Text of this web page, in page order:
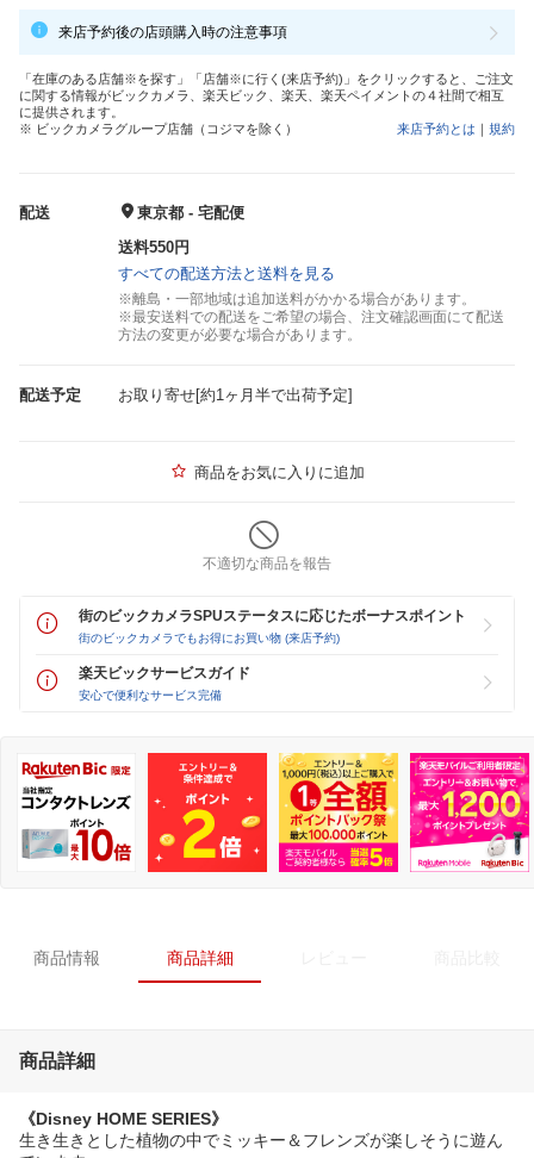
来店予約後の店頭購入時の注意事項
「在庫のある店舗※を探す」「店舗※に行く(来店予約)」をクリックすると、ご注文
に関する情報がビックカメラ、楽天ビック、楽天、楽天ペイメントの４社間で相互
に提供されます。
※ ビックカメラグループ店舗（コジマを除く）
来店予約とは ｜ 規約
配送
東京都 - 宅配便
送料550円
すべての配送方法と送料を見る
※離島・一部地域は追加送料がかかる場合があります。
※最安送料での配送をご希望の場合、注文確認画面にて配送
方法の変更が必要な場合があります。
配送予定 お取り寄せ[約1ヶ月半で出荷予定]
商品をお気に入りに追加
不適切な商品を報告
街のビックカメラSPUステータスに応じたボーナスポイント
街のビックカメラでもお得にお買い物 (来店予約)
楽天ビックサービスガイド
安心で便利なサービス完備
商品情報 商品詳細
商品詳細
《Disney HOME SERIES》
生き生きとした植物の中でミッキー＆フレンズが楽しそうに遊ん